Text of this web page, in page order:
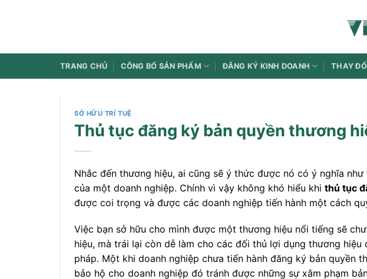
dung
TRANG CHỦ CÔNG BỐ SẢN PHẨM ĐĂNG KÝ KINH DOANH THAY
SỞ HỮU TRÍ TUỆ
Thủ tục đăng ký bản quyền thương
Nhắc đến thương hiệu, ai cũng sẽ ý thức được nó có ý nghĩa
của một doanh nghiệp. Chính vì vậy không khó hiểu khi thủ tục
được coi trọng và được các doanh nghiệp tiến hành một cách
Việc bạn sở hữu cho mình được một thương hiệu nổi tiếng sẽ
hiệu, mà trái lại còn dễ làm cho các đối thủ lợi dụng thương
pháp. Một khi doanh nghiệp chưa tiến hành đăng ký bản quyền
bảo hộ cho doanh nghiệp đó tránh được những sự xâm phạm